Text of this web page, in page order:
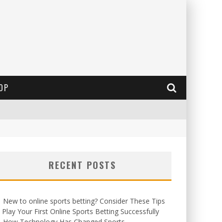
RECENT POSTS
New to online sports betting? Consider These Tips
Your First Online Sports Betting Successfully